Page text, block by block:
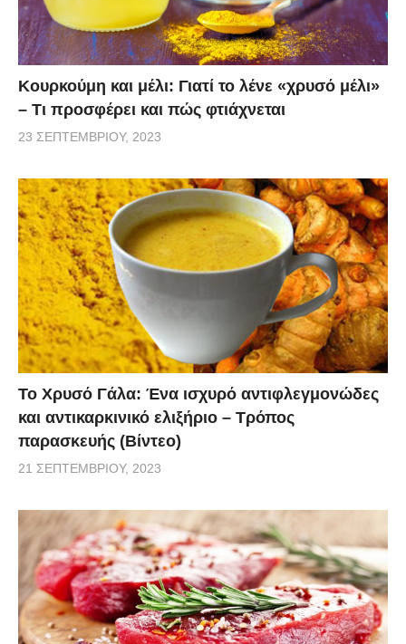
Κουρκούμη και μέλι: Γιατί το λένε «χρυσό μέλι»
– Τι προσφέρει και πώς φτιάχνεται
23 ΣΕΠΤΕΜΒΡΊΟΥ, 2023
Το Χρυσό Γάλα: Ένα ισχυρό αντιφλεγμονώδες
και αντικαρκινικό ελιξήριο – Τρόπος
παρασκευής (Βίντεο)
21 ΣΕΠΤΕΜΒΡΊΟΥ, 2023